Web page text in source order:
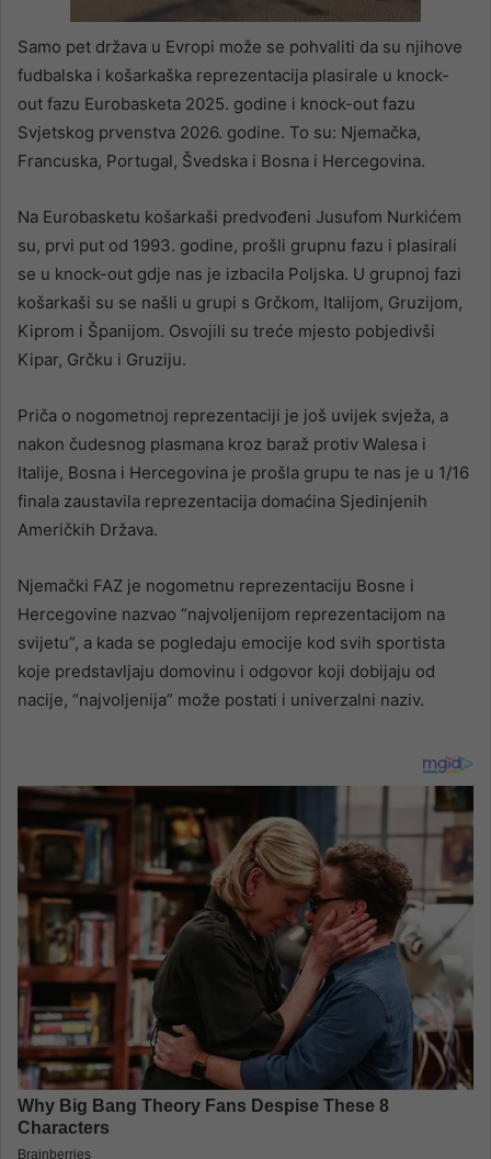
Samo pet država u Evropi može se pohvaliti da su njihove
fudbalska i košarkaška reprezentacija plasirale u knock-
out fazu Eurobasketa 2025. godine i knock-out fazu
Svjetskog prvenstva 2026. godine. To su: Njemačka,
Francuska, Portugal, Švedska i Bosna i Hercegovina.
Na Eurobasketu košarkaši predvođeni Jusufom Nurkićem
su, prvi put od 1993. godine, prošli grupnu fazu i plasirali
se u knock-out gdje nas je izbacila Poljska. U grupnoj fazi
košarkaši su se našli u grupi s Grčkom, Italijom, Gruzijom,
Kiprom i Španijom. Osvojili su treće mjesto pobjedivši
Kipar, Grčku i Gruziju.
Priča o nogometnoj reprezentaciji je još uvijek svježa, a
nakon čudesnog plasmana kroz baraž protiv Walesa i
Italije, Bosna i Hercegovina je prošla grupu te nas je u 1/16
finala zaustavila reprezentacija domaćina Sjedinjenih
Američkih Država.
Njemački FAZ je nogometnu reprezentaciju Bosne i
Hercegovine nazvao “najvoljenijom reprezentacijom na
svijetu”, a kada se pogledaju emocije kod svih sportista
koje predstavljaju domovinu i odgovor koji dobijaju od
nacije, “najvoljenija” može postati i univerzalni naziv.